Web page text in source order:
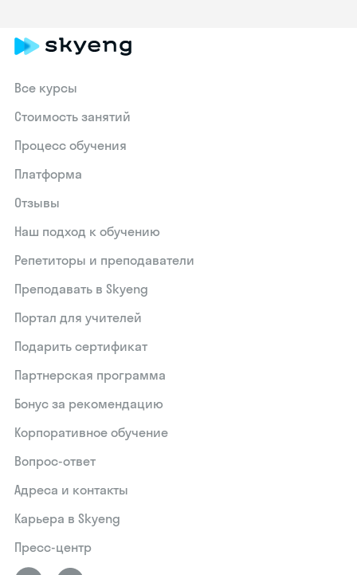
Все курсы
Стоимость занятий
Процесс обучения
Платформа
Отзывы
Наш подход к обучению
Репетиторы и преподаватели
Преподавать в Skyeng
Портал для учителей
Подарить сертификат
Партнерская программа
Бонус за рекомендацию
Корпоративное обучение
Вопрос-ответ
Адреса и контакты
Карьера в Skyeng
Пресс-центр